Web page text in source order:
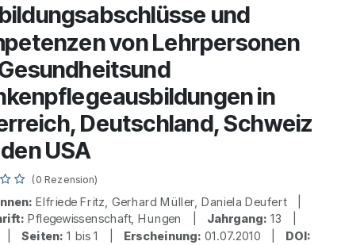
und
von Lehrpersonen
in
Deutschland, Schweiz
USA
(0 Rezension)
Elfriede Fritz, Gerhard Müller, Daniela Deufert |
Pflegewissenschaft, Hungen | Jahrgang: 13 |
|Seiten: 1 bis 1 | Erscheinung: 01.07.2010 | DOI: